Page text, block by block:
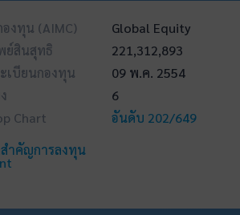
งทุน (AIMC)
Global Equity
ย์สินสุทธิ
221,312,893
เบียนกองทุน
09 พ.ค. 2554
6
Chart
อันดับ 202/649
ำคัญการลงทุน